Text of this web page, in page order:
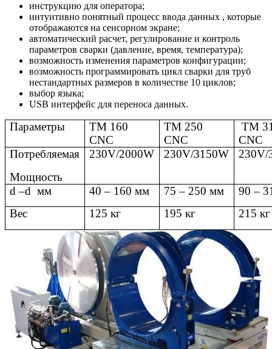
инструкцию для оператора;
интуитивно понятный процесс ввода данных , которые
отображаются на сенсорном экране;
автоматический расчет, регулирование и контроль
параметров сварки (давление, время, температура);
возможность изменения параметров конфигурации;
возможность программировать цикл сварки для труб
нестандартных размеров в количестве 10 циклов;
выбор языка;
USB интерфейс для переноса данных.
Параметры
TM 160
CNC
TM 250
CNC
TM
CNC
Потребляемая
Мощность
230V/2000W 230V/3150W 230V/
d –d мм 40 – 160 мм 75 – 250 мм
90 –
Вес
125 кг 195 кг 215 кг